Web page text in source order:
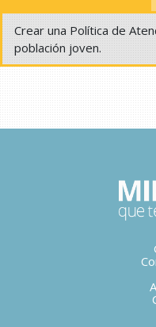
Crear una Política de
población joven.